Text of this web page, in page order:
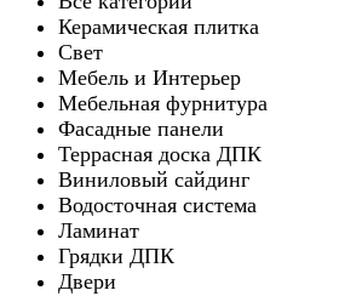
Керамическая плитка
Свет
Мебель и Интерьер
Мебельная фурнитура
Фасадные панели
Террасная доска ДПК
Виниловый сайдинг
Водосточная система
Ламинат
Грядки ДПК
Двери